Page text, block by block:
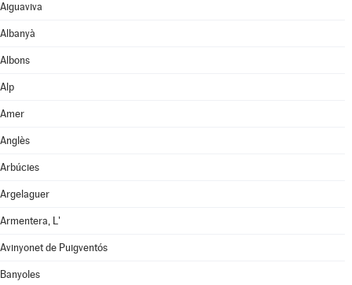
Aiguaviva
Albanyà
Albons
Alp
Amer
Anglès
Arbúcies
Argelaguer
Armentera, L'
Avinyonet de Puigventós
Banyoles